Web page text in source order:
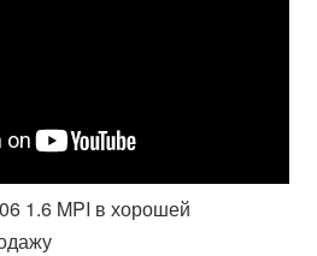
1.6 MPI в хорошей